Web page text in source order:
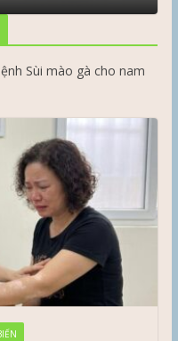
Sùi mào gà cho nam